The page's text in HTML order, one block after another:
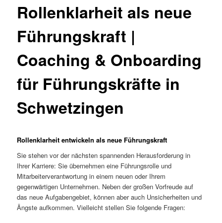
Rollenklarheit als neue
Führungskraft |
Coaching & Onboarding
für Führungskräfte in
Schwetzingen
Rollenklarheit entwickeln als neue Führungskraft
Sie stehen vor der nächsten spannenden Herausforderung in
Ihrer Karriere: Sie übernehmen eine Führungsrolle und
Mitarbeiterverantwortung in einem neuen oder Ihrem
gegenwärtigen Unternehmen. Neben der großen Vorfreude auf
das neue Aufgabengebiet, können aber auch Unsicherheiten und
Ängste aufkommen. Vielleicht stellen Sie folgende Fragen: